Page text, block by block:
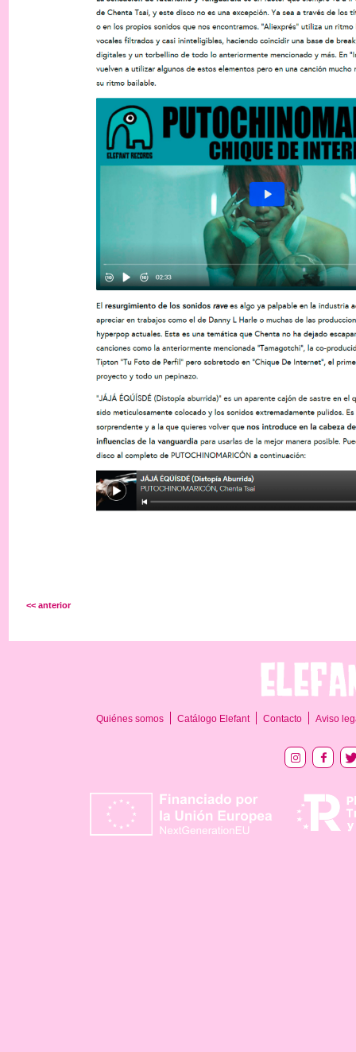
<< anterior
Quiénes somos Catálogo Elefant Contacto Aviso